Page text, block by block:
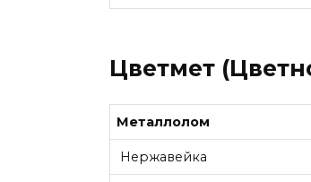
Цветмет
Металлолом
Нержавейка